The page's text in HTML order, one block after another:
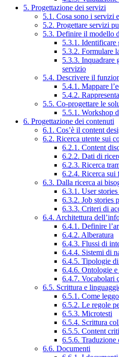
5. Progettazione dei servizi
5.1. Cosa sono i servizi
5.2. Progettare servizi
5.3. Definire il modello
5.3.1.
5.3.2. Formulare
5.3.3. Inquadrare
servizio
5.4. Descrivere il
5.4.1. Mappare
5.4.2.
5.5. Co-progettare le
5.5.1. Workshop
6. Progettazione dei contenuti
6.1. Cos’è il content
6.2. Ricerca utente sui
6.2.1. Content
6.2.2. Dati di
6.2.3. Ricerca
6.2.4. Ricerca sui
6.3. Dalla ricerca ai
6.3.1. User
6.3.2. Job stories
6.3.3. Criteri di
6.4. Architettura
6.4.1. Definire
6.4.2. Alberatura
6.4.3. Flussi di
6.4.4. Sistemi di
6.4.5. Tipologie
6.4.6. Ontologie e
6.4.7. Vocabolari
6.5. Scrittura e
6.5.1. Come
6.5.2. Le regole
6.5.3. Microtesti
6.5.4. Scrittura
6.5.5. Content
6.5.6. Traduzione
6.6. Documenti